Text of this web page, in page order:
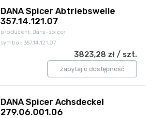
DANA Spicer Abtriebswelle
357.14.121.07
producent: Dana-spicer
symbol: 357.14.121.07
3823,28 zł / szt.
zapytaj o dostępność
DANA Spicer Achsdeckel
279.06.001.06